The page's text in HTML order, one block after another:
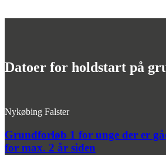
Datoer for holdstart på
Nykøbing Falster
Grundforløb 1 for unge der er
for max. 2 år siden